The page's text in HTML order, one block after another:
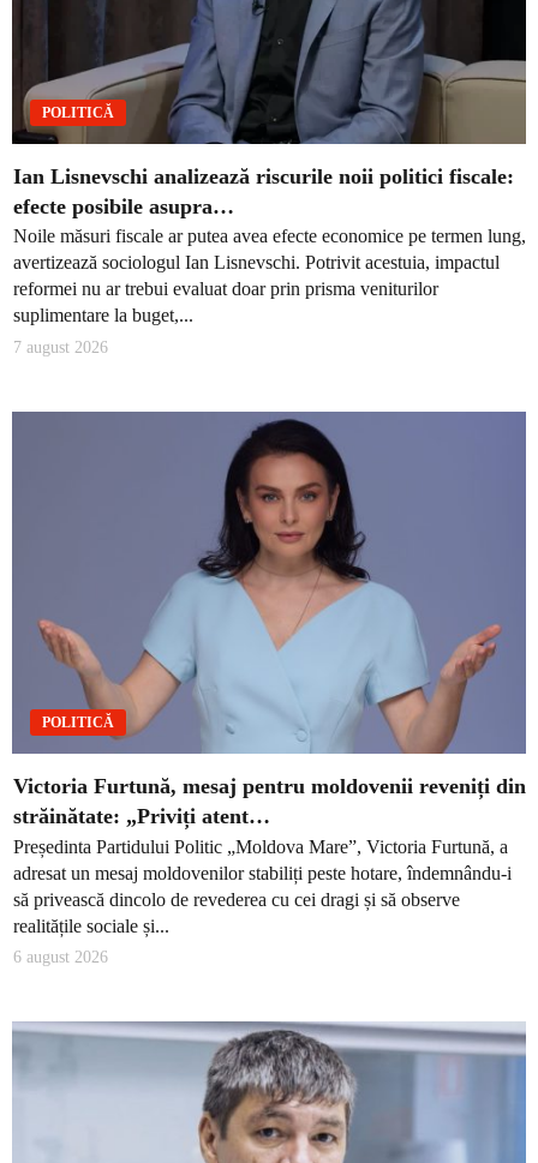
POLITICĂ
Ian Lisnevschi analizează riscurile noii politici fiscale:
efecte posibile asupra…
Noile măsuri fiscale ar putea avea efecte economice pe termen lung,
avertizează sociologul Ian Lisnevschi. Potrivit acestuia, impactul
reformei nu ar trebui evaluat doar prin prisma veniturilor
suplimentare la buget,...
7 august 2026
POLITICĂ
Victoria Furtună, mesaj pentru moldovenii reveniți din
străinătate: „Priviți atent…
Președinta Partidului Politic „Moldova Mare”, Victoria Furtună, a
adresat un mesaj moldovenilor stabiliți peste hotare, îndemnându-i
să privească dincolo de revederea cu cei dragi și să observe
realitățile sociale și...
6 august 2026